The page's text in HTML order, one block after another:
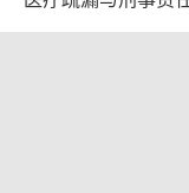
2026-08-06 13:45:15